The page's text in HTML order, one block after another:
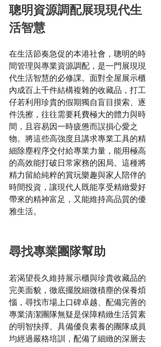
聰明資源調配展現現代生
活智慧
在生活節奏急促的本港社會，聰明的時
間管理與專業資源調配，是一門展現現
代生活智慧的必修課。面對全屋展示櫃
內成百上千件結構複雜的收藏品，打工
仔若利用珍貴的假期獨自盲目摸索、逐
件洗擦，往往需要耗費極大的體力與時
間，且容易因一時疲憊而誤損心愛之
物。將這些高強度且講求專業工具的精
細除塵程序交付給專業力量，能用極高
的高效能打破日常家務的困局。這種將
精力留給純粹的賞玩樂趣與家人陪伴的
時間投資，讓現代人既能享受精緻愛好
帶來的精神富足，又能維持高品質的優
雅生活。
尋找專業團隊幫助
若渴望長久維持展示櫃與珍貴收藏品的
完美面貌，徹底擺脫細微積塵的保養煩
惱，尋找市場上口碑卓越、配備完善的
專業清潔團隊無疑是保障精緻生活質素
的明智抉擇。具備優良素養的團隊成員
均經過嚴格培訓，配備了細緻的深層去